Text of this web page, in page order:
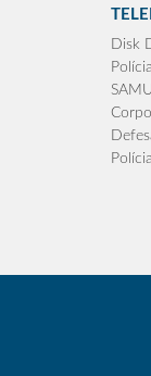
Disk